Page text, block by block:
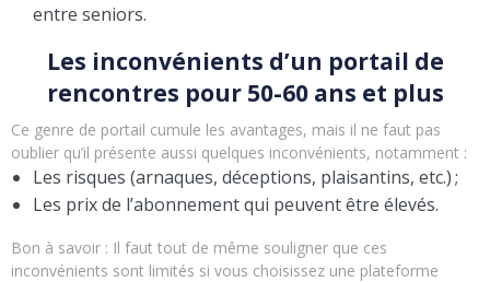
entre seniors.
Les inconvénients d’un portail de
rencontres pour 50-60 ans et plus
Ce genre de portail cumule les avantages, mais il ne faut pas
oublier qu’il présente aussi quelques inconvénients, notamment :
Les risques (arnaques, déceptions, plaisantins, etc.) ;
Les prix de l’abonnement qui peuvent être élevés.
Bon à savoir : Il faut tout de même souligner que ces
inconvénients sont limités si vous choisissez une plateforme